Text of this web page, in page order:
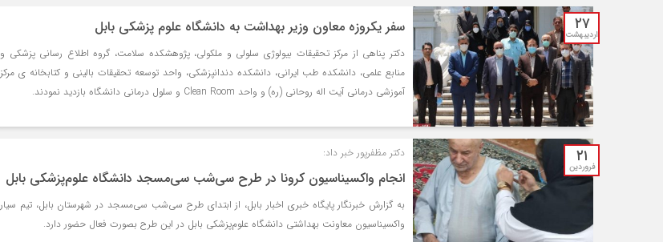
۲۷
اردیبهشت سفر یکروزه معاون وزیر بهداشت به دانشگاه علوم پزشکی بابل
دکتر پناهی از مرکز تحقیقات بیولوژی سلولی و ملکولی، پژوهشکده سلامت، گروه اطلاع رسانی پزشکی و
منابع علمی، دانشکده طب ایرانی، دانشکده دندانپزشکی، واحد توسعه تحقیقات بالینی و کتابخانه ی مرکز
آموزشی درمانی آیت اله روحانی (ره) و واحد Clean Room و سلول درمانی دانشگاه بازدید نمودند.
۲۱
فروردین
دکتر مظفرپور خبر داد:
انجام واکسیناسیون کرونا در طرح سی‌شب سی‌مسجد دانشگاه علوم‌پزشکی بابل
به گزارش خبرنگار پایگاه خبری اخبار بابل، از ابتدای طرح سی‌شب سی‌مسجد در شهرستان بابل، تیم سیار
واکسیناسیون معاونت بهداشتی دانشگاه علوم‌پزشکی بابل در این طرح بصورت فعال حضور دارد.